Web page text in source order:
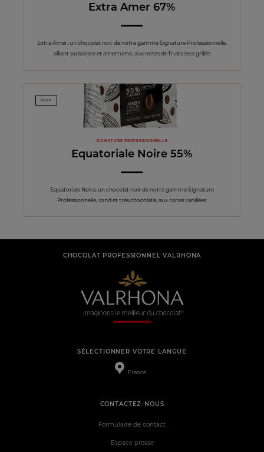
Extra Amer 67%
Extra Amer, un chocolat noir de notre gamme Signature Professionnelle,
alliant puissance et amertume, aux notes de fruits secs grillés
NOIR
SIGNATURE PROFESSIONNELLE
Equatoriale Noire 55%
Equatoriale Noire, un chocolat noir de notre gamme Signature
Professionnelle, rond et très chocolaté, aux notes vanillées
CHOCOLAT PROFESSIONNEL VALRHONA
SÉLECTIONNER VOTRE LANGUE
France
CONTACTEZ-NOUS
Formulaire de contact
Espace presse